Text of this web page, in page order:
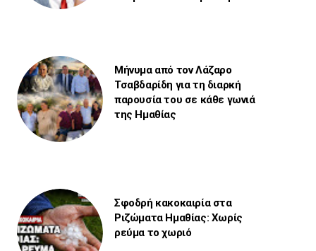
Μήνυμα από τον Λάζαρο
Τσαβδαρίδη για τη διαρκή
παρουσία του σε κάθε γωνιά
της Ημαθίας
Σφοδρή κακοκαιρία στα
Ριζώματα Ημαθίας: Χωρίς
ρεύμα το χωριό